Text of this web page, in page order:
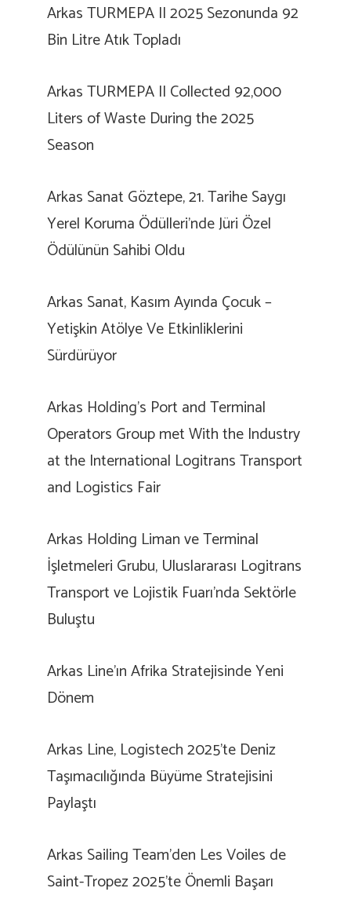
Arkas TURMEPA II 2025 Sezonunda 92
Bin Litre Atık Topladı
Arkas TURMEPA II Collected 92,000
Liters of Waste During the 2025
Season
Arkas Sanat Göztepe, 21. Tarihe Saygı
Yerel Koruma Ödülleri’nde Jüri Özel
Ödülünün Sahibi Oldu
Arkas Sanat, Kasım Ayında Çocuk –
Yetişkin Atölye Ve Etkinliklerini
Sürdürüyor
Arkas Holding’s Port and Terminal
Operators Group met With the Industry
at the International Logitrans Transport
and Logistics Fair
Arkas Holding Liman ve Terminal
İşletmeleri Grubu, Uluslararası Logitrans
Transport ve Lojistik Fuarı’nda Sektörle
Buluştu
Arkas Line’ın Afrika Stratejisinde Yeni
Dönem
Arkas Line, Logistech 2025’te Deniz
Taşımacılığında Büyüme Stratejisini
Paylaştı
Arkas Sailing Team’den Les Voiles de
Saint-Tropez 2025’te Önemli Başarı